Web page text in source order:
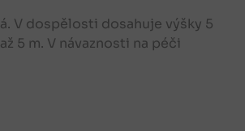
V dospělosti dosahuje výšky 5
5 m. V návaznosti na péči